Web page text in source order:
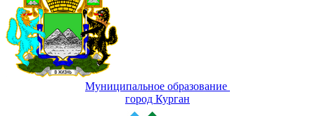
Муниципальное образование
город Курган